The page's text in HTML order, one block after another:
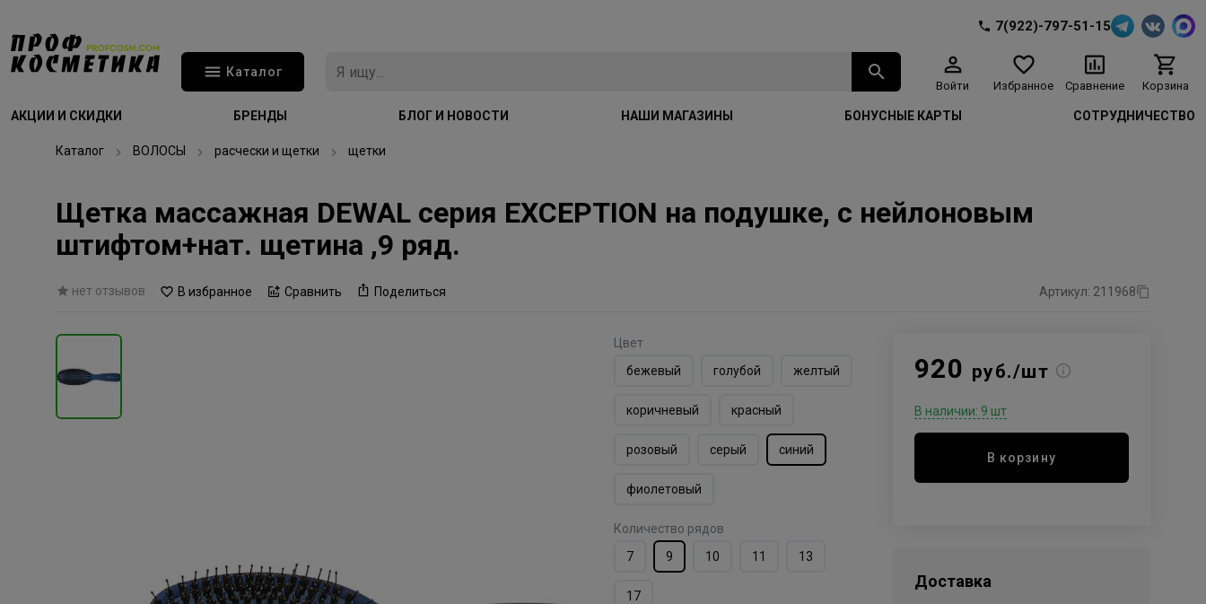
7(922)-797-51-15
Каталог
Войти Избранное Сравнение Корзина
АКЦИИ И СКИДКИ БРЕНДЫ БЛОГ И НОВОСТИ НАШИ МАГАЗИНЫ БОНУСНЫЕ КАРТЫ СОТРУДНИЧЕСТВО
Каталог ВОЛОСЫ расчески и щетки щетки
Щетка массажная DEWAL серия EXCEPTION на подушке, с нейлоновым
штифтом+нат. щетина ,9 ряд.
нет отзывов В избранное Сравнить Поделиться Артикул: 211968
Цвет
бежевый
голубой желтый
коричневый красный
розовый серый синий
фиолетовый
Количество рядов
7
9 10 11 13
17
920 руб./шт
В наличии: 9 шт
В корзину
Доставка